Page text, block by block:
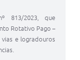
813/2023, que
Rotativo Pago –
vias e logradouros